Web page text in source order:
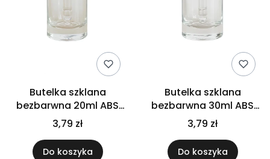
Butelka szklana
bezbarwna 20ml ABS
złota z pipetą
3,79 zł
Do koszyka
Butelka szklana
bezbarwna 30ml ABS
srebrna z pipetą
3,79 zł
Do koszyka